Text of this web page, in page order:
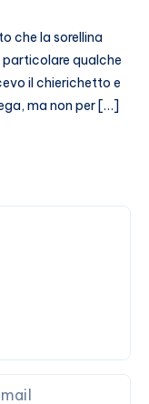
che la sorellina
qualche
il chierichetto e
ma non per […]